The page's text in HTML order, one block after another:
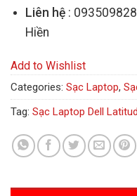
Liên hệ:
Hiền
Add to Wishlist
Categories: Sạc Laptop,
Tag: Sạc Laptop Dell